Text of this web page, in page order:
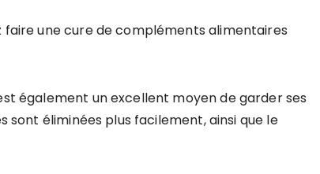
une cure de compléments alimentaires
également un excellent moyen de garder ses
sont éliminées plus facilement, ainsi que le